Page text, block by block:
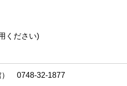
ください)
） 0748-32-1877